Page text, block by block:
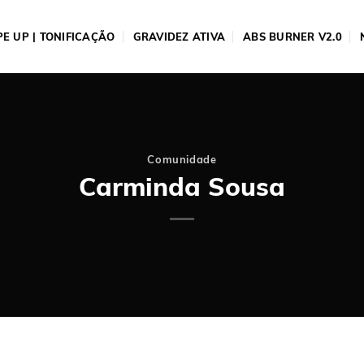
UP | TONIFICAÇÃO GRAVIDEZ ATIVA ABS BURNER V2.0
Comunidade
Carminda Sousa